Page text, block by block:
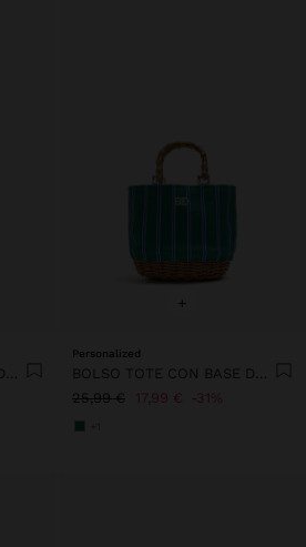
+
Personalized
25,99 €
17,99 € 31%